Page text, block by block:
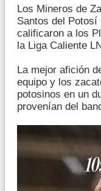
Los Mineros de
Santos del Potosí
calificaron a los
la Liga Caliente
La mejor afición
equipo y los
potosinos en un
provenían del